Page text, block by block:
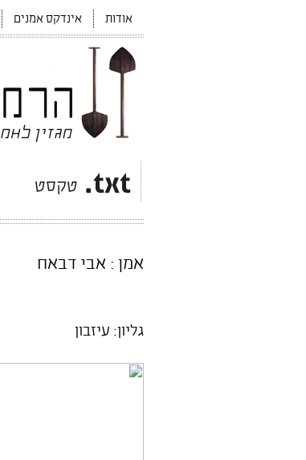
אודות אינדקס אמנים
אמן : אבי דבאח
גליון: עיזבון